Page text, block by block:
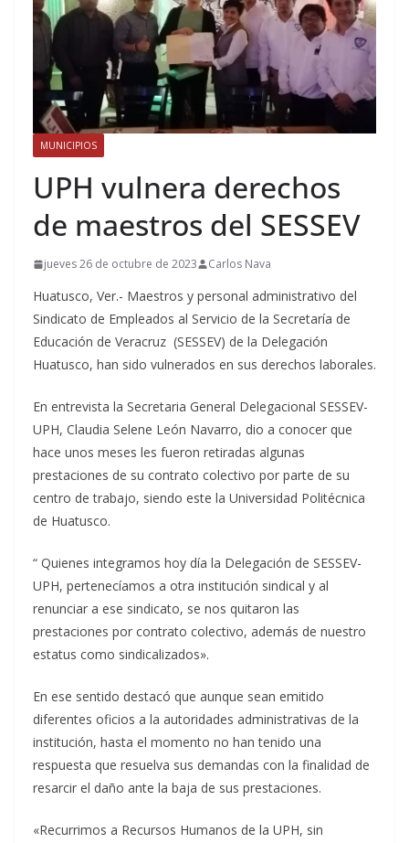
MUNICIPIOS
UPH vulnera derechos
de maestros del SESSEV
jueves 26 de octubre de 2023 Carlos Nava
Huatusco, Ver.- Maestros y personal administrativo del
Sindicato de Empleados al Servicio de la Secretaría de
Educación de Veracruz (SESSEV) de la Delegación
Huatusco, han sido vulnerados en sus derechos laborales.
En entrevista la Secretaria General Delegacional SESSEV-
UPH, Claudia Selene León Navarro, dio a conocer que
hace unos meses les fueron retiradas algunas
prestaciones de su contrato colectivo por parte de su
centro de trabajo, siendo este la Universidad Politécnica
de Huatusco.
“ Quienes integramos hoy día la Delegación de SESSEV-
UPH, pertenecíamos a otra institución sindical y al
renunciar a ese sindicato, se nos quitaron las
prestaciones por contrato colectivo, además de nuestro
estatus como sindicalizados».
En ese sentido destacó que aunque sean emitido
diferentes oficios a la autoridades administrativas de la
institución, hasta el momento no han tenido una
respuesta que resuelva sus demandas con la finalidad de
resarcir el daño ante la baja de sus prestaciones.
«Recurrimos a Recursos Humanos de la UPH, sin